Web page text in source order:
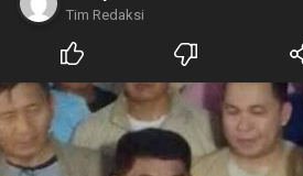
Tim Redaksi